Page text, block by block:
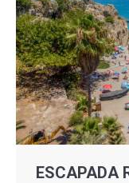
ESCAPADA